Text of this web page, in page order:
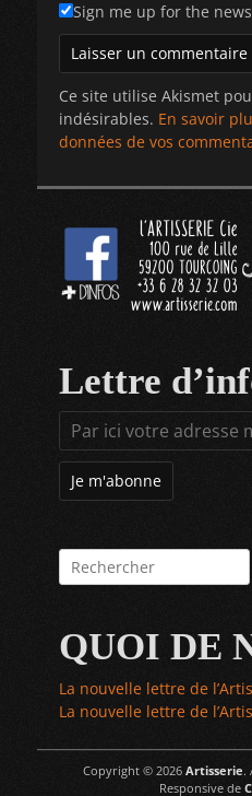
Sign me up for the
Ce site utilise Akismet
indésirables. En savoir
données de vos
Lettre
Rechercher :
QUOI DE
La nouvelle lettre de
La nouvelle lettre de
Copyright © 2026 Artisserie.
Responsive de